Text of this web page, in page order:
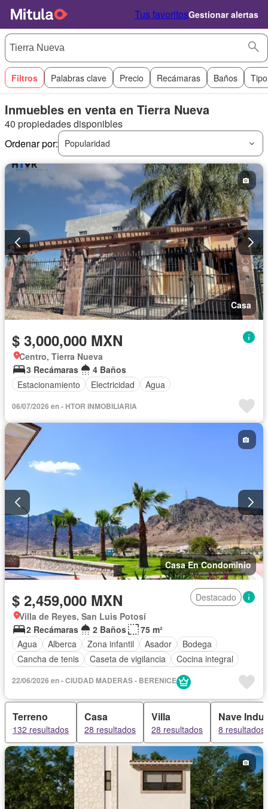
Tus favoritosGestionar alertas
Filtros Palabras clave Precio Recámaras Baños
Inmuebles en venta en Tierra Nueva
40 propiedades disponibles
Ordenar por:
Popularidad
Casa
$ 3,000,000 MXN
Centro, Tierra Nueva
3 Recámaras
4 Baños
Estacionamiento
Electricidad Agua
06/07/2026 en - HTOR INMOBILIARIA
Casa En Condominio
$ 2,459,000 MXN
Destacado
Villa de Reyes, San Luis Potosí
2 Recámaras
2 Baños
75 m²
Agua
Alberca Zona infantil Asador
Bodega
Cancha de tenis
Caseta de vigilancia
Cocina integral
Estacionamiento
Sin amueblar
22/06/2026 en - CIUDAD MADERAS - BERENICE
Terreno
132 resultados
Casa
28 resultados
Villa
28 resultados
Nave
8 resultados